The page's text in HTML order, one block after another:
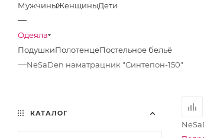
МужчиныЖенщиныДети
—
Одеяла
ПодушкиПолотенцеПостельное бельё
—NeSaDen наматрацник "Синтепон-150"
КАТАЛОГ